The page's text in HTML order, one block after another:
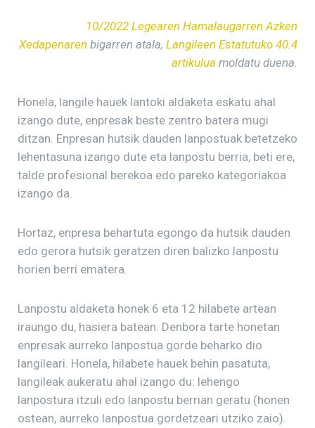
10/2022 Legearen Hamalaugarren Azken
Xedapenaren bigarren atala, Langileen Estatutuko 40.4
artikulua moldatu duena.
Honela, langile hauek lantoki aldaketa eskatu ahal
izango dute, enpresak beste zentro batera mugi
ditzan. Enpresan hutsik dauden lanpostuak betetzeko
lehentasuna izango dute eta lanpostu berria, beti ere,
talde profesional berekoa edo pareko kategoriakoa
izango da.
Hortaz, enpresa behartuta egongo da hutsik dauden
edo gerora hutsik geratzen diren balizko lanpostu
horien berri ematera.
Lanpostu aldaketa honek 6 eta 12 hilabete artean
iraungo du, hasiera batean. Denbora tarte honetan
enpresak aurreko lanpostua gorde beharko dio
langileari. Honela, hilabete hauek behin pasatuta,
langileak aukeratu ahal izango du: lehengo
lanpostura itzuli edo lanpostu berrian geratu (honen
ostean, aurreko lanpostua gordetzeari utziko zaio).